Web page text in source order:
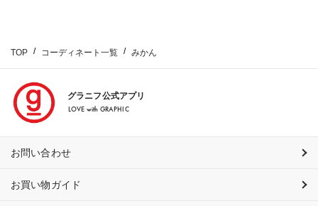
TOP コーディネート一覧 みかん
グラニフ公式アプリ
LOVE with GRAPHIC
お問い合わせ
お買い物ガイド